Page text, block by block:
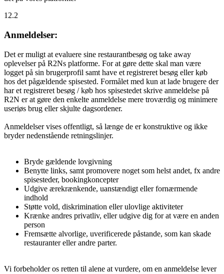
12.2
Anmeldelser:
Det er muligt at evaluere sine restaurantbesøg og take away
oplevelser på R2Ns platforme. For at gøre dette skal man være
logget på sin brugerprofil samt have et registreret besøg eller køb
hos det pågældende spisested. Formålet med kun at lade brugere der
har et registreret besøg / køb hos spisestedet skrive anmeldelse på
R2N er at gøre den enkelte anmeldelse mere troværdig og minimere
useriøs brug eller skjulte dagsordener.
Anmeldelser vises offentligt, så længe de er konstruktive og ikke
bryder nedenstående retningslinjer.
Bryde gældende lovgivning
Benytte links, samt promovere noget som helst andet, fx andre
spisesteder, bookingkoncepter
Udgive ærekrænkende, uanstændigt eller fornærmende
indhold
Støtte vold, diskrimination eller ulovlige aktiviteter
Krænke andres privatliv, eller udgive dig for at være en anden
person
Fremsætte alvorlige, uverificerede påstande, som kan skade
restauranter eller andre parter.
Vi forbeholder os retten til alene at vurdere, om en anmeldelse lever